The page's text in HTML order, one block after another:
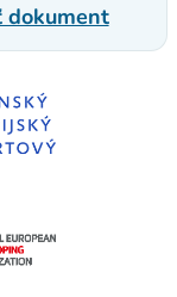
dokument